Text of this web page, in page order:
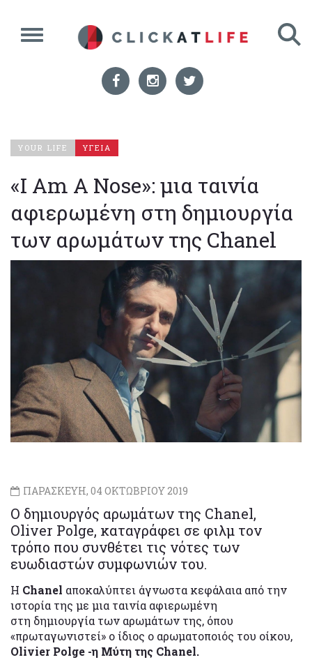
YOUR LIFE ΥΓΕΙΑ
«I Am A Nose»: μια ταινία
αφιερωμένη στη δημιουργία
των αρωμάτων της Chanel
ΠΑΡΑΣΚΕΥΗ, 04 ΟΚΤΩΒΡΙΟΥ 2019
Ο δημιουργός αρωμάτων της Chanel,
Oliver Polge, καταγράφει σε φιλμ τον
τρόπο που συνθέτει τις νότες των
ευωδιαστών συμφωνιών του.
Η Chanel αποκαλύπτει άγνωστα κεφάλαια από την
ιστορία της με μια ταινία αφιερωμένη
στη δημιουργία των αρωμάτων της, όπου
«πρωταγωνιστεί» ο ίδιος ο αρωματοποιός του οίκου,
Olivier Polge -η Μύτη της Chanel.